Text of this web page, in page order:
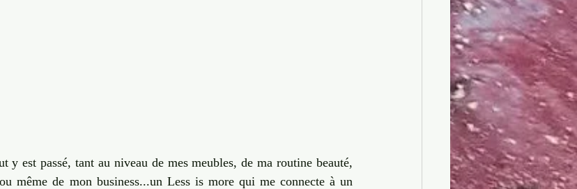
y est passé, tant au niveau de mes meubles, de ma routine beauté,
même de mon business...un Less is more qui me connecte à un